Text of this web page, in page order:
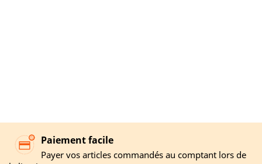
Paiement facile
Payer vos articles commandés au comptant lors de